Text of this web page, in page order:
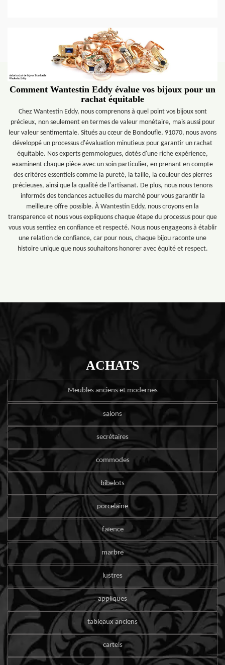
Comment Wantestin Eddy évalue vos bijoux pour un
rachat équitable
Chez Wantestin Eddy, nous comprenons à quel point vos bijoux sont
précieux, non seulement en termes de valeur monétaire, mais aussi pour
leur valeur sentimentale. Situés au cœur de Bondoufle, 91070, nous avons
développé un processus d'évaluation minutieux pour garantir un rachat
équitable. Nos experts gemmologues, dotés d'une riche expérience,
examinent chaque pièce avec un soin particulier, en prenant en compte
des critères essentiels comme la pureté, la taille, la couleur des pierres
précieuses, ainsi que la qualité de l'artisanat. De plus, nous nous tenons
informés des tendances actuelles du marché pour vous garantir la
meilleure offre possible. À Wantestin Eddy, nous croyons en la
transparence et nous vous expliquons chaque étape du processus pour que
vous vous sentiez en confiance et respecté. Nous nous engageons à établir
une relation de confiance, car pour nous, chaque bijou raconte une
histoire unique que nous souhaitons honorer avec équité et respect.
ACHATS
Meubles anciens et modernes
salons
secrétaires
commodes
bibelots
porcelaine
faïence
marbre
lustres
appliques
tableaux anciens
cartels